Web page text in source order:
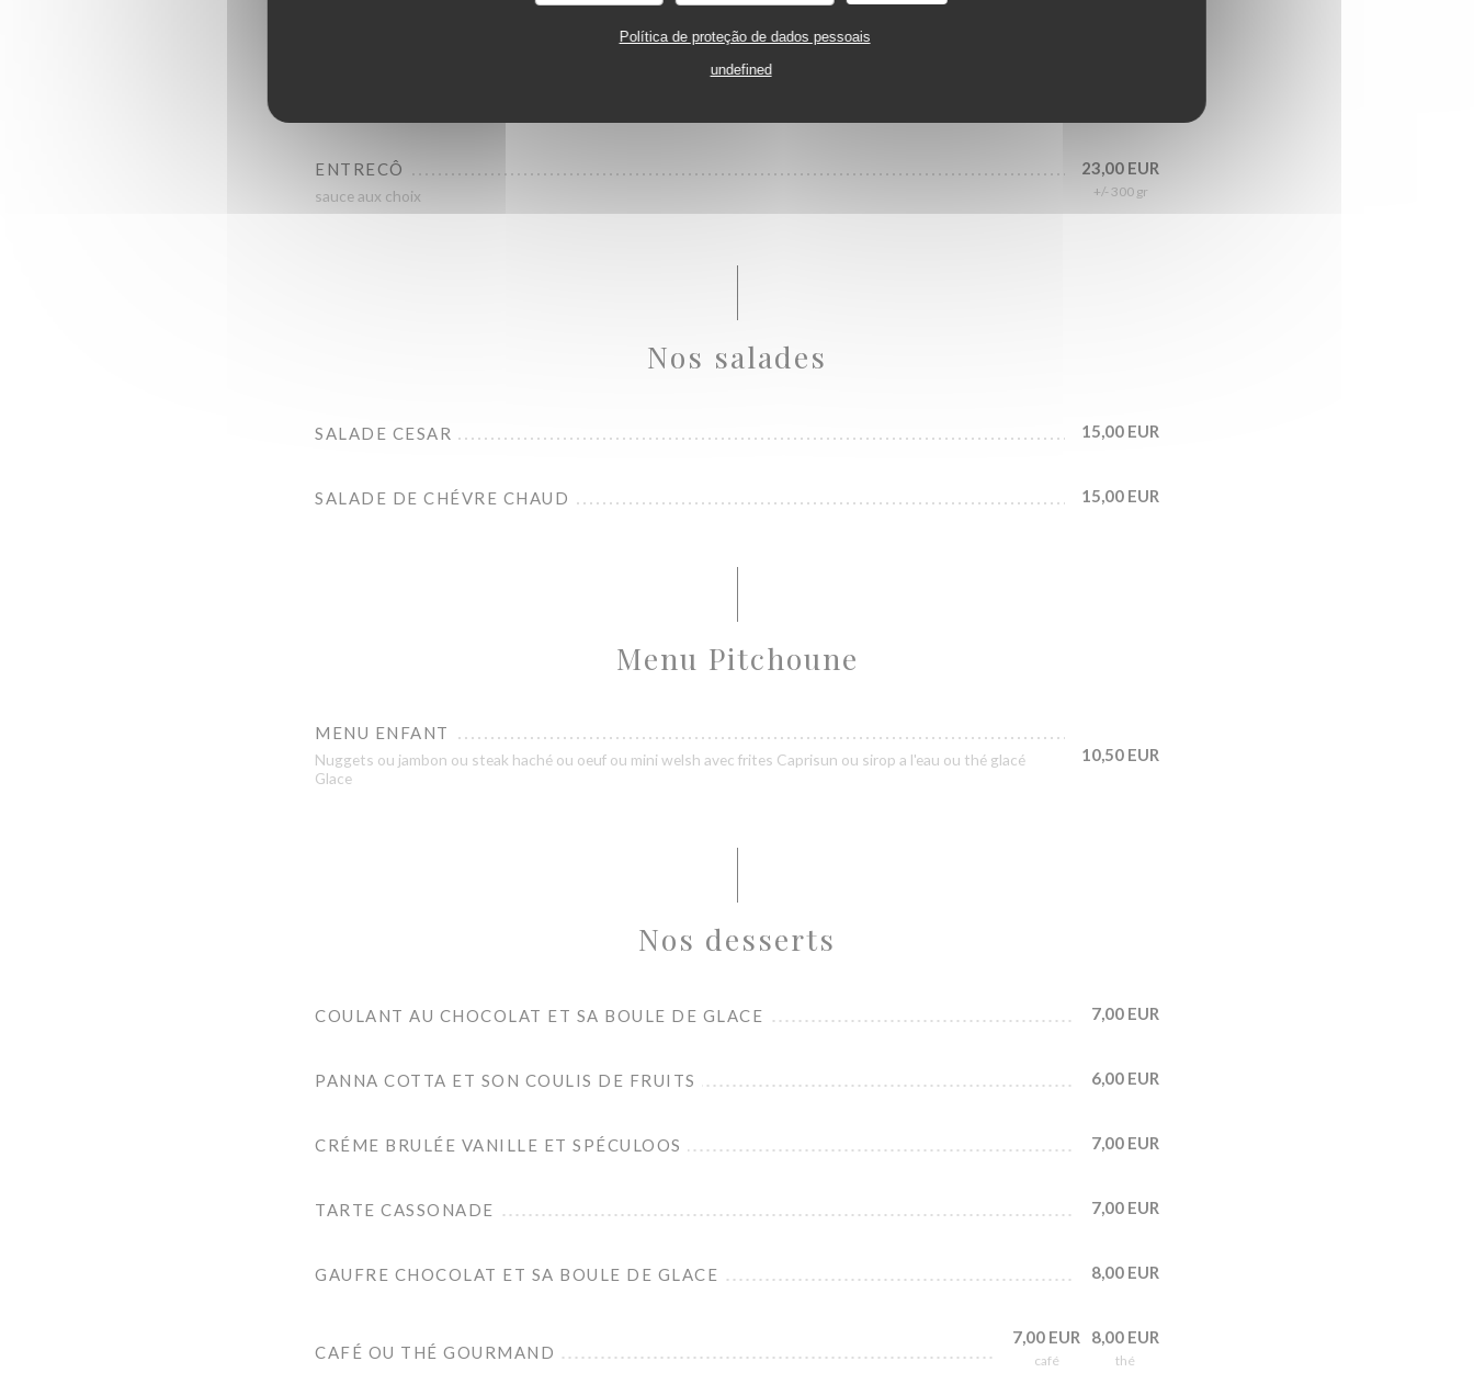
Política de proteção de dados pessoais
undefined
ENTRECÔ
sauce aux choix
23,00 EUR
+/- 300 gr
Nos salades
SALADE CESAR 15,00 EUR
SALADE DE CHÉVRE CHAUD 15,00 EUR
Menu Pitchoune
MENU ENFANT
Nuggets ou jambon ou steak haché ou oeuf ou mini welsh avec frites Caprisun ou sirop a l'eau ou thé glacé
Glace
10,50 EUR
Nos desserts
COULANT AU CHOCOLAT ET SA BOULE DE GLACE 7,00 EUR
PANNA COTTA ET SON COULIS DE FRUITS 6,00 EUR
CRÉME BRULÉE VANILLE ET SPÉCULOOS 7,00 EUR
TARTE CASSONADE 7,00 EUR
GAUFRE CHOCOLAT ET SA BOULE DE GLACE 8,00 EUR
CAFÉ OU THÉ GOURMAND
7,00 EUR
café
8,00 EUR
thé